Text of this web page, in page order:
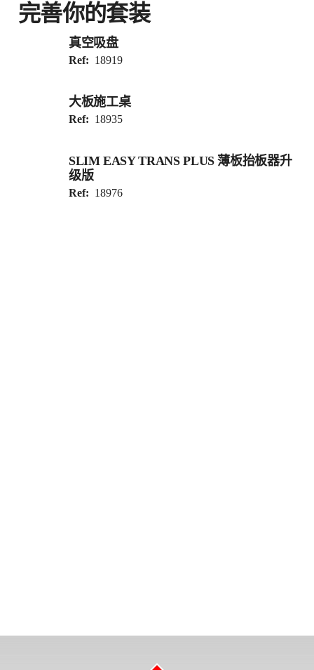
完善你的套装
真空吸盘
Ref: 18919
大板施工桌
Ref: 18935
SLIM EASY TRANS PLUS 薄板抬板器升
级版
Ref: 18976